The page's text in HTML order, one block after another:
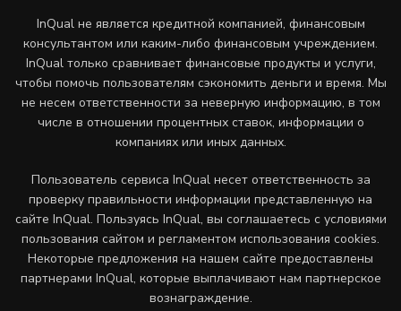
InQual не является кредитной компанией, финансовым
консультантом или каким-либо финансовым учреждением.
InQual только сравнивает финансовые продукты и услуги,
чтобы помочь пользователям сэкономить деньги и время. Мы
не несем ответственности за неверную информацию, в том
числе в отношении процентных ставок, информации о
компаниях или иных данных.
Пользователь сервиса InQual несет ответственность за
проверку правильности информации представленную на
сайте InQual. Пользуясь InQual, вы соглашаетесь с условиями
пользования сайтом и регламентом использования cookies.
Некоторые предложения на нашем сайте предоставлены
партнерами InQual, которые выплачивают нам партнерское
вознаграждение.